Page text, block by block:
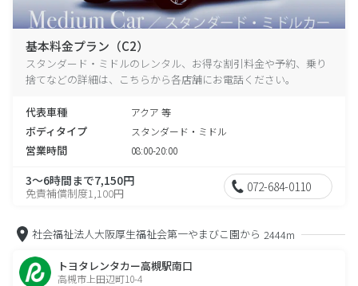
基本料金プラン（C2）
スタンダード・ミドルのレンタル、お得な割引料金や予約、乗り
捨てなどの詳細は、こちらから各店舗にお電話ください。
代表車種 アクア 等
ボディタイプ スタンダード・ミドル
営業時間 08:00-20:00
3～6時間まで7,150円
免責補償制度1,100円 072-684-0110
社会福祉法人大阪厚生福祉会第一やまびこ園から 2444m
トヨタレンタカー高槻駅南口
高槻市上田辺町10-4